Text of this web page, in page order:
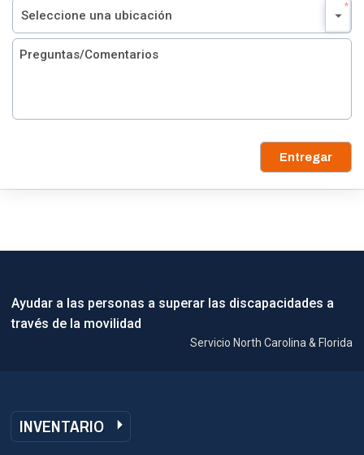
Entregar
Ayudar a las personas a superar las discapacidades a
través de la movilidad
Servicio North Carolina & Florida
INVENTARIO